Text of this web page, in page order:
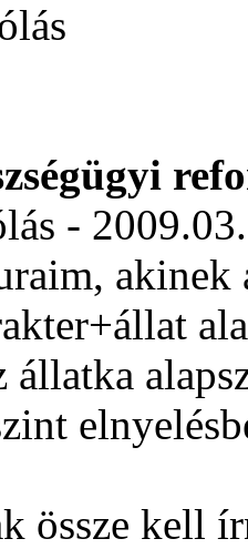
-
állatka
össze kell